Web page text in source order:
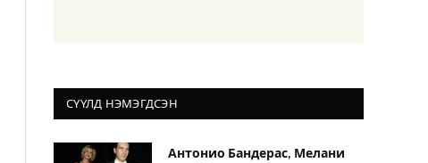
СҮҮЛД НЭМЭГДСЭН
Антонио Бандерас, Мелани